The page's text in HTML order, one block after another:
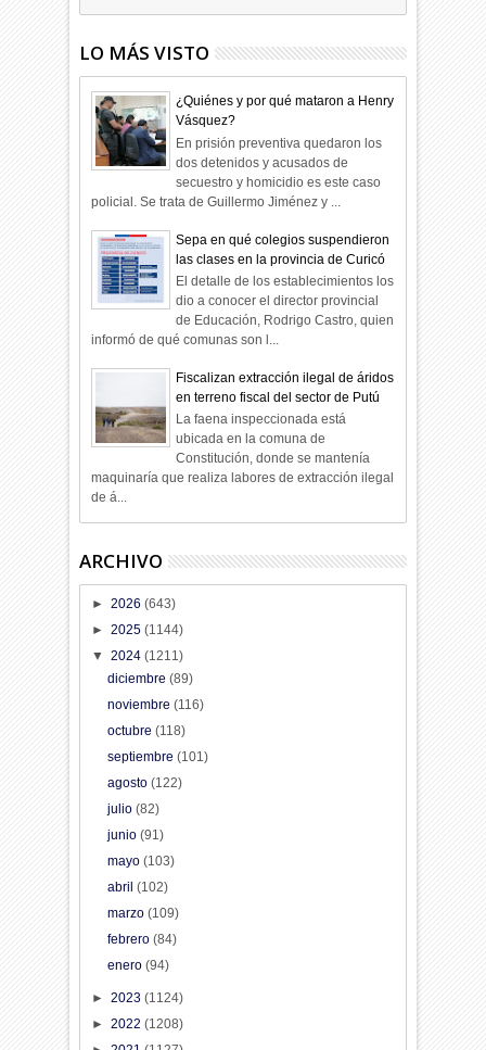
LO MÁS VISTO
¿Quiénes y por qué mataron a Henry
Vásquez?
En prisión preventiva quedaron los
dos detenidos y acusados de
secuestro y homicidio es este caso
policial. Se trata de Guillermo Jiménez y ...
Sepa en qué colegios suspendieron
las clases en la provincia de Curicó
El detalle de los establecimientos los
dio a conocer el director provincial
de Educación, Rodrigo Castro, quien
informó de qué comunas son l...
Fiscalizan extracción ilegal de áridos
en terreno fiscal del sector de Putú
La faena inspeccionada está
ubicada en la comuna de
Constitución, donde se mantenía
maquinaría que realiza labores de extracción ilegal
de á...
ARCHIVO
►2026(643)
►2025(1144)
▼2024(1211)
diciembre (89)
noviembre (116)
octubre (118)
septiembre (101)
agosto (122)
julio (82)
junio (91)
mayo (103)
abril (102)
marzo (109)
febrero (84)
enero (94)
►2023(1124)
►2022(1208)